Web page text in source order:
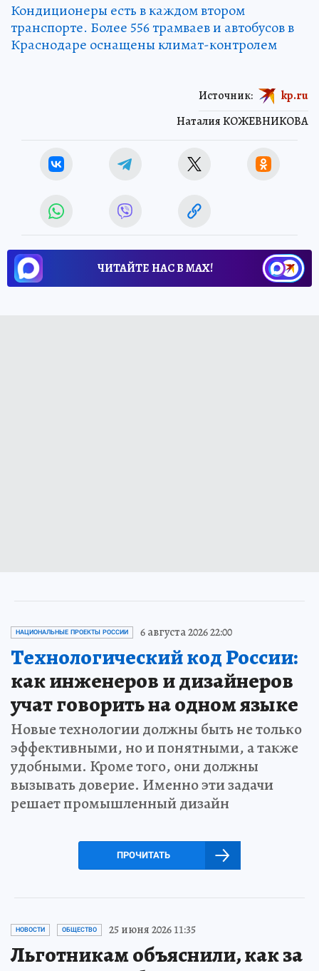
Кондиционеры есть в каждом втором
транспорте. Более 556 трамваев и автобусов в
Краснодаре оснащены климат-контролем
Наталия КОЖЕВНИКОВА
Источник: kp.ru
ЧИТАЙТЕ НАС В МАХ!
НАЦИОНАЛЬНЫЕ ПРОЕКТЫ РОССИИ 6 августа 2026 22:00
Технологический код России:
как инженеров и дизайнеров
учат говорить на одном языке
Новые технологии должны быть не только
эффективными, но и понятными, а также
удобными. Кроме того, они должны
вызывать доверие. Именно эти задачи
решает промышленный дизайн
ПРОЧИТАТЬ
НОВОСТИ ОБЩЕСТВО 25 июня 2026 11:35
Льготникам объяснили, как за